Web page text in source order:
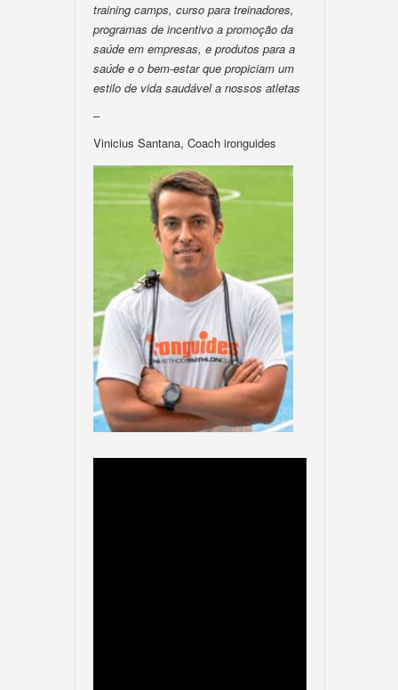
training camps, curso para treinadores,
programas de incentivo a promoção da
saúde em empresas, e produtos para a
saúde e o bem-estar que propiciam um
estilo de vida saudável a nossos atletas
–
Vinicius Santana, Coach ironguides